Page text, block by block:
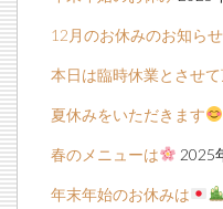
12月のお休みのお知らせ
本日は臨時休業とさせ
夏休みをいただきます
春のメニューは 2025
年末年始のお休みは